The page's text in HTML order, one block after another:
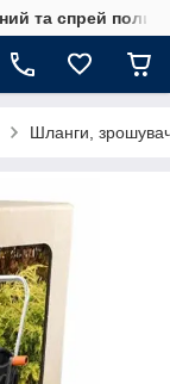
та спрей полив,
Шланги,